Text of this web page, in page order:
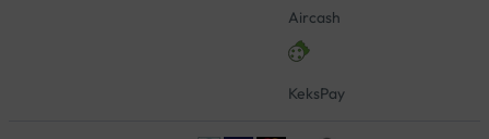
Aircash
KeksPay